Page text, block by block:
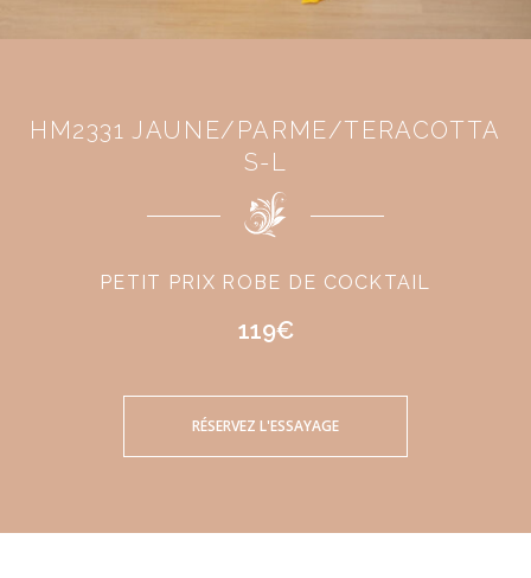
HM2331 JAUNE/PARME/TERACOTTA
S-L
PETIT PRIX ROBE DE COCKTAIL
119€
RÉSERVEZ L'ESSAYAGE